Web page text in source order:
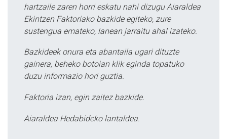
hartzaile zaren horri eskatu nahi dizugu Aiaraldea
Ekintzen Faktoriako bazkide egiteko, zure
sustengua emateko, lanean jarraitu ahal izateko.
Bazkideek onura eta abantaila ugari dituzte
gainera, beheko botoian klik eginda topatuko
duzu informazio hori guztia.
Faktoria izan, egin zaitez bazkide.
Aiaraldea Hedabideko lantaldea.